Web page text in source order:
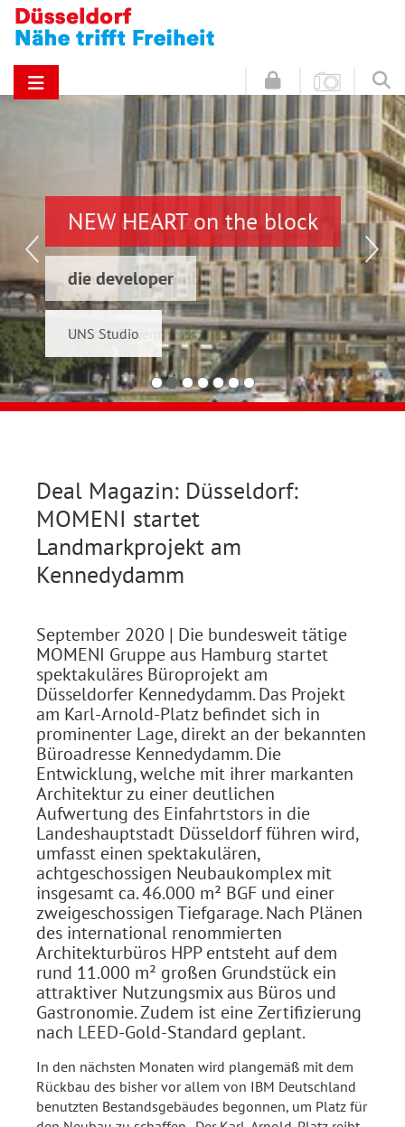
NEW HEART on the block
die developer
UNS Studio
Hinz & Kunz
Schwelmer7 GmbH
Konrad & Wennemar
Deal Magazin: Düsseldorf:
MOMENI startet
Landmarkprojekt am
Kennedydamm
September 2020 | Die bundesweit tätige
MOMENI Gruppe aus Hamburg startet
spektakuläres Büroprojekt am
Düsseldorfer Kennedydamm. Das Projekt
am Karl-Arnold-Platz befindet sich in
prominenter Lage, direkt an der bekannten
Büroadresse Kennedydamm. Die
Entwicklung, welche mit ihrer markanten
Architektur zu einer deutlichen
Aufwertung des Einfahrtstors in die
Landeshauptstadt Düsseldorf führen wird,
umfasst einen spektakulären,
achtgeschossigen Neubaukomplex mit
insgesamt ca. 46.000 m² BGF und einer
zweigeschossigen Tiefgarage. Nach Plänen
des international renommierten
Architekturbüros HPP entsteht auf dem
rund 11.000 m² großen Grundstück ein
attraktiver Nutzungsmix aus Büros und
Gastronomie. Zudem ist eine Zertifizierung
nach LEED-Gold-Standard geplant.
In den nächsten Monaten wird plangemäß mit dem
Rückbau des bisher vor allem von IBM Deutschland
benutzten Bestandsgebäudes begonnen, um Platz für